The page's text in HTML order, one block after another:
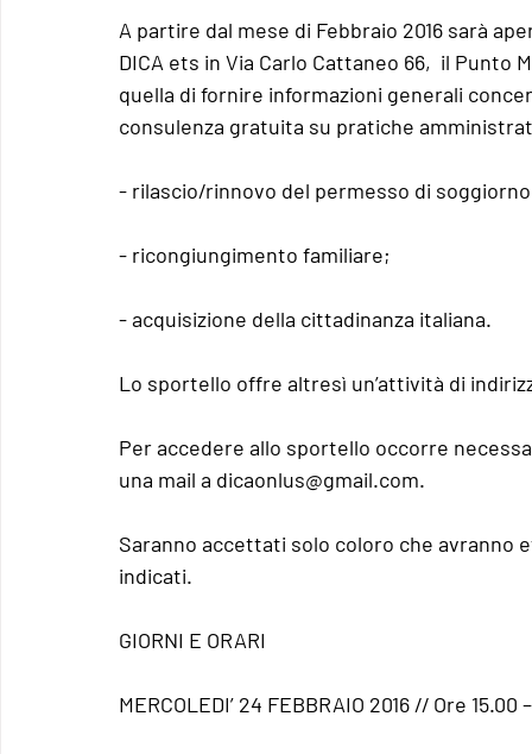
A partire dal mese di Febbraio 2016 sarà
DICA ets in Via Carlo Cattaneo 66,  il
quella di fornire informazioni generali
consulenza gratuita su pratiche
- rilascio/rinnovo del permesso di
- ricongiungimento familiare;
- acquisizione della cittadinanza italiana.
Lo sportello offre altresì un’attività di
Per accedere allo sportello occorre
una mail a dicaonlus@gmail.com.
Saranno accettati solo coloro che
indicati.
GIORNI E ORARI
MERCOLEDI’ 24 FEBBRAIO 2016 // Ore 15.00